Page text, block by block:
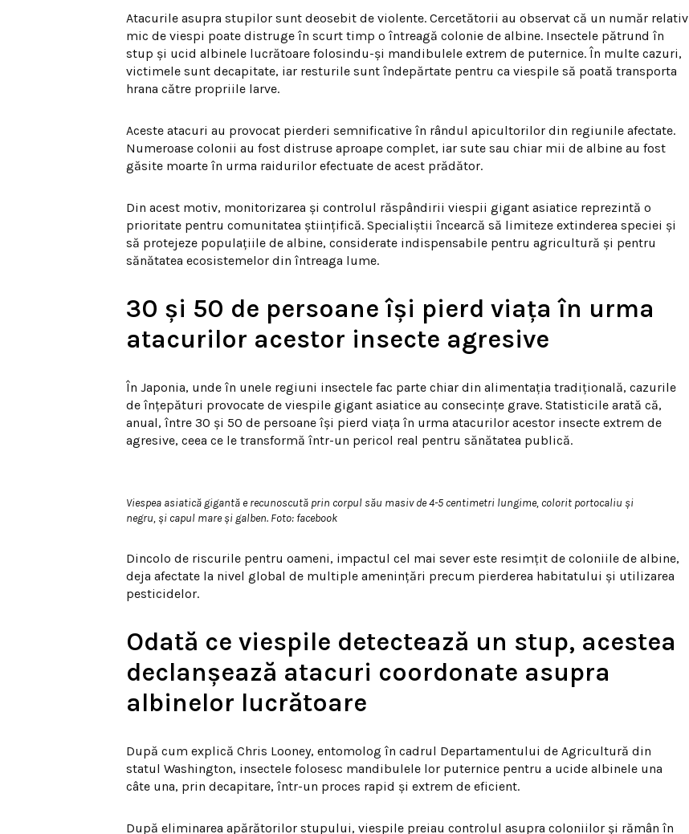
Atacurile asupra stupilor sunt deosebit de violente. Cercetătorii au observat că un număr relativ
mic de viespi poate distruge în scurt timp o întreagă colonie de albine. Insectele pătrund în
stup și ucid albinele lucrătoare folosindu-și mandibulele extrem de puternice. În multe cazuri,
victimele sunt decapitate, iar resturile sunt îndepărtate pentru ca viespile să poată transporta
hrana către propriile larve.
Aceste atacuri au provocat pierderi semnificative în rândul apicultorilor din regiunile afectate.
Numeroase colonii au fost distruse aproape complet, iar sute sau chiar mii de albine au fost
găsite moarte în urma raidurilor efectuate de acest prădător.
Din acest motiv, monitorizarea și controlul răspândirii viespii gigant asiatice reprezintă o
prioritate pentru comunitatea științifică. Specialiștii încearcă să limiteze extinderea speciei și
să protejeze populațiile de albine, considerate indispensabile pentru agricultură și pentru
sănătatea ecosistemelor din întreaga lume.
30 și 50 de persoane își pierd viața în urma
atacurilor acestor insecte agresive
În Japonia, unde în unele regiuni insectele fac parte chiar din alimentația tradițională, cazurile
de înțepături provocate de viespile gigant asiatice au consecințe grave. Statisticile arată că,
anual, între 30 și 50 de persoane își pierd viața în urma atacurilor acestor insecte extrem de
agresive, ceea ce le transformă într-un pericol real pentru sănătatea publică.
Viespea asiatică gigantă e recunoscută prin corpul său masiv de 4-5 centimetri lungime, colorit portocaliu și
negru, și capul mare și galben. Foto: facebook
Dincolo de riscurile pentru oameni, impactul cel mai sever este resimțit de coloniile de albine,
deja afectate la nivel global de multiple amenințări precum pierderea habitatului și utilizarea
pesticidelor.
Odată ce viespile detectează un stup, acestea
declanșează atacuri coordonate asupra
albinelor lucrătoare
După cum explică Chris Looney, entomolog în cadrul Departamentului de Agricultură din
statul Washington, insectele folosesc mandibulele lor puternice pentru a ucide albinele una
câte una, prin decapitare, într-un proces rapid și extrem de eficient.
După eliminarea apărătorilor stupului, viespile preiau controlul asupra coloniilor și rămân în